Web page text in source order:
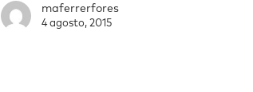
maferrerfores
4 agosto, 2015